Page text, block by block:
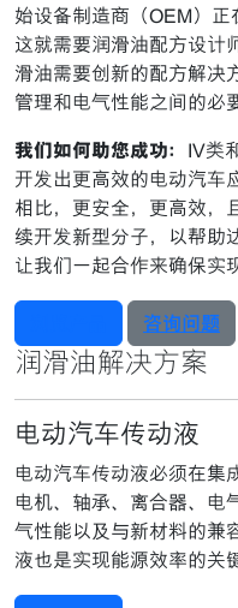
始设备制造商（OEM）正
这就需要润滑油配方设计
滑油需要创新的配方解决
管理和电气性能之间的必
我们如何助您成功： IV类
开发出更高效的电动汽车
相比，更安全，更高效，
续开发新型分子，以帮助
让我们一起合作来确保实
咨询问题
润滑油解决方案
电动汽车传动液
电动汽车传动液必须在集
电机、轴承、离合器、电
气性能以及与新材料的兼
液也是实现能源效率的关